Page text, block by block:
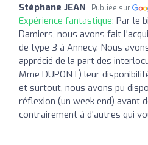
Stéphane JEAN Publiée sur
Expérience fantastique: Par le
Damiers, nous avons fait
de type 3 à Annecy. Nous
apprécié de la part des
Mme DUPONT) leur
et surtout, nous avons pu
réflexion (un week end) avant
contrairement à d'autres qui